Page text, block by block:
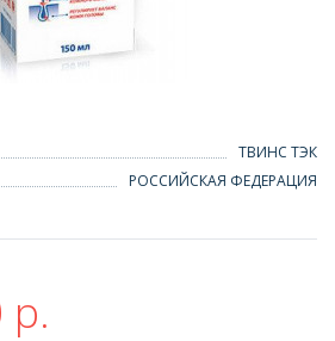
ТВИНС ТЭК
РОССИЙСКАЯ ФЕДЕРАЦИЯ
р.